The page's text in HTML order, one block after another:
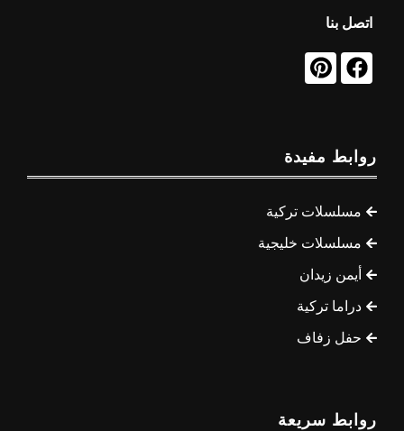
اتصل بنا
روابط مفيدة
مسلسلات تركية
مسلسلات خليجية
أيمن زيدان
دراما تركية
حفل زفاف
روابط سريعة